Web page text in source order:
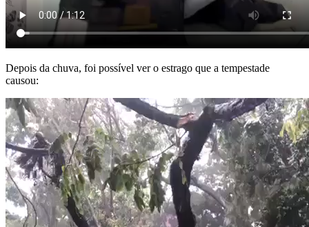
Depois da chuva, foi possível ver o estrago que a tempestade
causou: